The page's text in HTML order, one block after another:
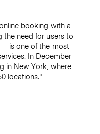
booking with a
need for users to
is one of the most
In December
in New York, where
locations."